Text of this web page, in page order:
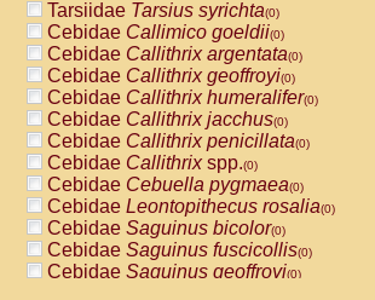
Tarsiidae Tarsius syrichta(0)
Cebidae Callimico goeldii(0)
Cebidae Callithrix argentata(0)
Cebidae Callithrix geoffroyi(0)
Cebidae Callithrix humeralifer(0)
Cebidae Callithrix jacchus(0)
Cebidae Callithrix penicillata(0)
Cebidae Callithrixspp.(0)
Cebidae Cebuella pygmaea(0)
Cebidae Leontopithecus rosalia(0)
Cebidae Saguinus bicolor(0)
Cebidae Saguinus fuscicollis(0)
Cebidae Saguinus geoffroyi(0)